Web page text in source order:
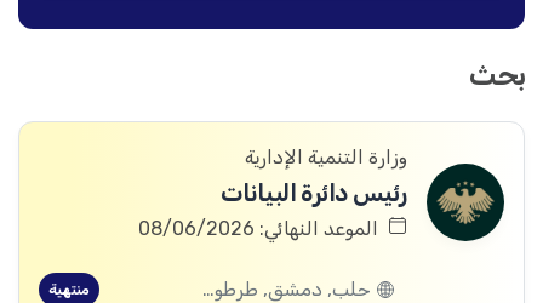
بحث
وزارة التنمية الإدارية
رئيس دائرة البيانات
الموعد النهائي: 08/06/2026
حلب, دمشق, طرطوس, ريف دمشق, ديرالزور, درعا, إدلب, القنيطرة, اللاذقية, الرقة, حمص, الحسكة, حماة منتهية